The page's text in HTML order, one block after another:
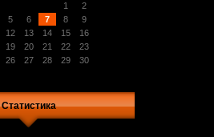
1
2
5 6 7 8
9
12 13 14 15
16
19 20 21 22
23
26 27 28 29
30
Статистика